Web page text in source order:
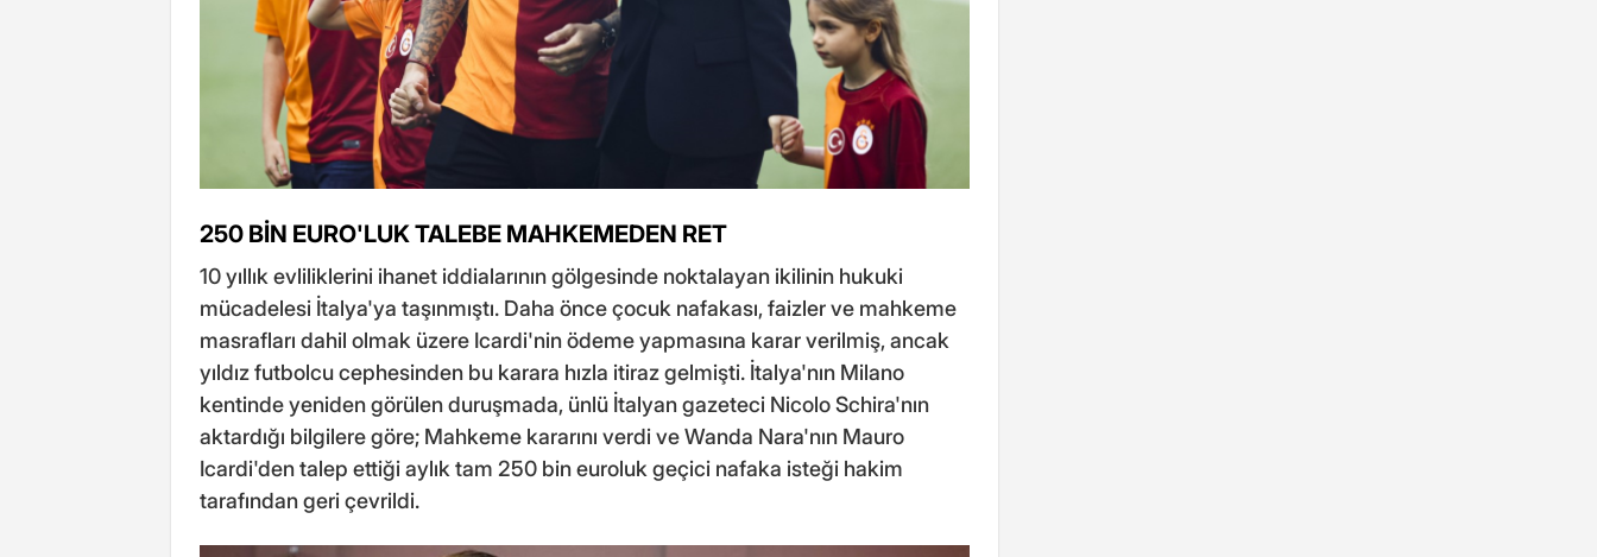
250 BİN EURO'LUK TALEBE MAHKEMEDEN RET
10 yıllık evliliklerini ihanet iddialarının gölgesinde noktalayan ikilinin hukuki
mücadelesi İtalya'ya taşınmıştı. Daha önce çocuk nafakası, faizler ve mahkeme
masrafları dahil olmak üzere Icardi'nin ödeme yapmasına karar verilmiş, ancak
yıldız futbolcu cephesinden bu karara hızla itiraz gelmişti. İtalya'nın Milano
kentinde yeniden görülen duruşmada, ünlü İtalyan gazeteci Nicolo Schira'nın
aktardığı bilgilere göre; Mahkeme kararını verdi ve Wanda Nara'nın Mauro
Icardi'den talep ettiği aylık tam 250 bin euroluk geçici nafaka isteği hakim
tarafından geri çevrildi.